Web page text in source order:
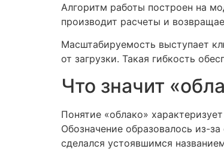
Алгоритм работы построен на
производит расчеты и
Масштабируемость выступает
от загрузки. Такая гибкость
Что значит
Понятие «облако»
Обозначение образовалось из-
сделался устоявшимся